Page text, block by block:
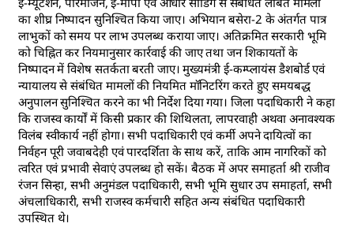
का शीघ्र निष्पादन सुनिश्चित किया जाए। अभियान बसेरा-2 के अंतर्गत पात्र
लाभुकों को समय पर लाभ उपलब्ध कराया जाए। अतिक्रमित सरकारी भूमि
को चिह्नित कर नियमानुसार कार्रवाई की जाए तथा जन शिकायतों के
निष्पादन में विशेष सतर्कता बरती जाए। मुख्यमंत्री ई-कम्प्लायंस डैशबोर्ड एवं
न्यायालय से संबंधित मामलों की नियमित मॉनिटरिंग करते हुए समयबद्ध
अनुपालन सुनिश्चित करने का भी निर्देश दिया गया। जिला पदाधिकारी ने कहा
कि राजस्व कार्यों में किसी प्रकार की शिथिलता, लापरवाही अथवा अनावश्यक
विलंब स्वीकार्य नहीं होगा। सभी पदाधिकारी एवं कर्मी अपने दायित्वों का
निर्वहन पूरी जवाबदेही एवं पारदर्शिता के साथ करें, ताकि आम नागरिकों को
त्वरित एवं प्रभावी सेवाएं उपलब्ध हो सकें। बैठक में अपर समाहर्ता श्री राजीव
रंजन सिन्हा, सभी अनुमंडल पदाधिकारी, सभी भूमि सुधार उप समाहर्ता, सभी
अंचलाधिकारी, सभी राजस्व कर्मचारी सहित अन्य संबंधित पदाधिकारी
उपस्थित थे।